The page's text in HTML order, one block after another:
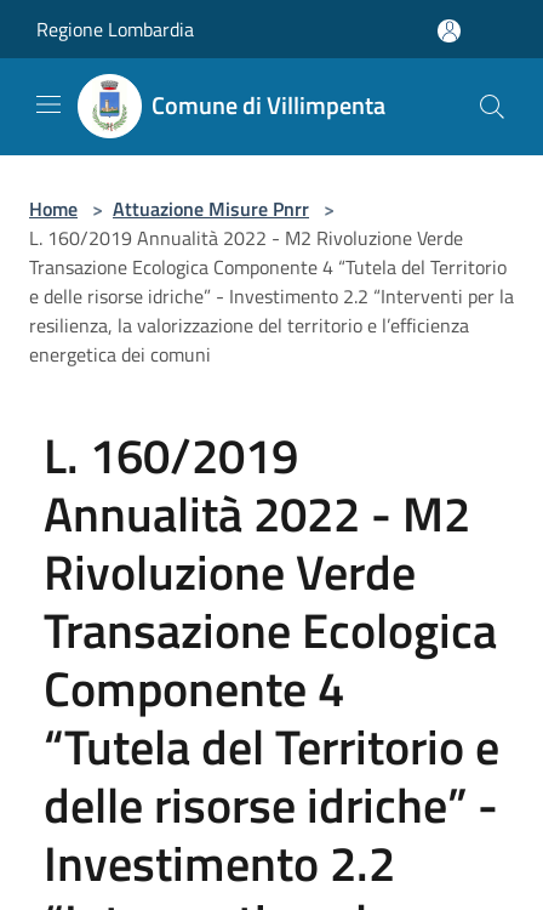
Regione Lombardia
Comune di Villimpenta
Home > Attuazione Misure Pnrr >
L. 160/2019 Annualità 2022 - M2 Rivoluzione Verde
Transazione Ecologica Componente 4 “Tutela del Territorio
e delle risorse idriche” - Investimento 2.2 “Interventi per la
resilienza, la valorizzazione del territorio e l’efficienza
energetica dei comuni
L. 160/2019
Annualità 2022 - M2
Rivoluzione Verde
Transazione Ecologica
Componente 4
“Tutela del Territorio e
delle risorse idriche” -
Investimento 2.2